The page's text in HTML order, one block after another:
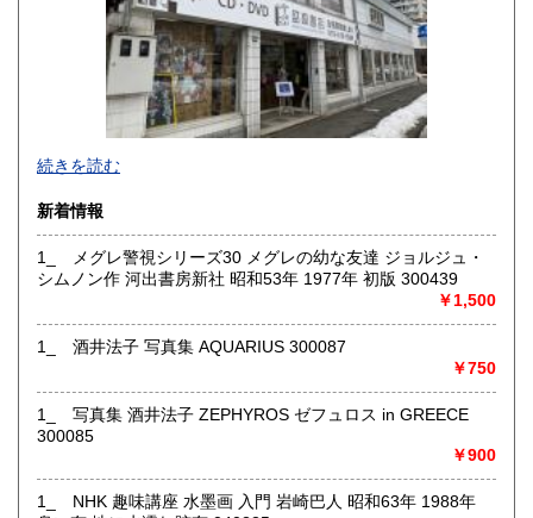
185円 鹿児島県
185円
店舗にて受け取り可能ですが、遠方の倉庫にて保管してる商
品もあるため、必ず事前にメッセージまたはお電話にてご連
続きを読む
新着情報
1_ メグレ警視シリーズ30 メグレの幼な友達 ジョルジュ・
シムノン作 河出書房新社 昭和53年 1977年 初版 300439
￥1,500
1_ 酒井法子 写真集 AQUARIUS 300087
￥750
1_ 写真集 酒井法子 ZEPHYROS ゼフュロス in GREECE
300085
￥900
1_ NHK 趣味講座 水墨画 入門 岩崎巴人 昭和63年 1988年